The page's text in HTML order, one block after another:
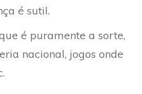
é sutil.
é puramente a sorte,
nacional, jogos onde